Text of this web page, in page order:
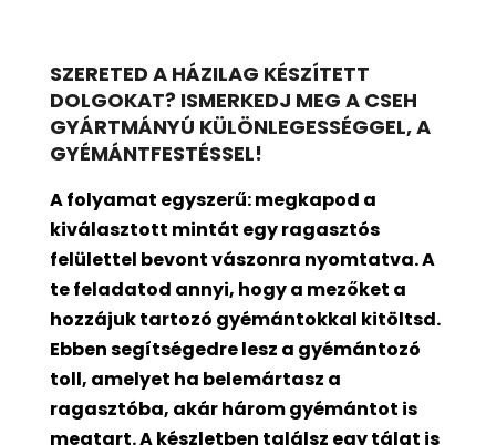
SZERETED A HÁZILAG KÉSZÍTETT
DOLGOKAT? ISMERKEDJ MEG A CSEH
GYÁRTMÁNYÚ KÜLÖNLEGESSÉGGEL, A
GYÉMÁNTFESTÉSSEL!
A folyamat egyszerű: megkapod a
kiválasztott mintát egy ragasztós
felülettel bevontvászonra nyomtatva. A
te feladatod annyi, hogy a mezőket a
hozzájuk tartozó gyémántokkal kitöltsd.
Ebben segítségedre lesz a gyémántozó
toll, amelyet ha belemártasz a
ragasztóba, akár három gyémántot is
megtart. A készletben találsz egy tálat is